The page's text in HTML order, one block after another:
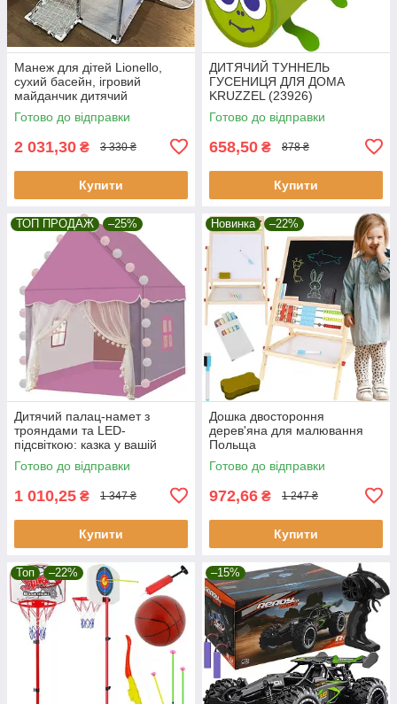
Манеж для дітей Lionello,
сухий басейн, ігровий
майданчик дитячий
майданчик
Готово до відправки
2 031,30 ₴ 3 330 ₴
Купити
ДИТЯЧИЙ ТУННЕЛЬ
ГУСЕНИЦЯ ДЛЯ ДОМА
KRUZZEL (23926)
Готово до відправки
658,50 ₴ 878 ₴
Купити
ТОП ПРОДАЖ –25%
Дитячий палац-намет з
трояндами та LED-
підсвіткою: казка у вашій
кімнаті! Kruzzel
Готово до відправки
1 010,25 ₴ 1 347 ₴
Купити
Новинка –22%
Дошка двостороння
дерев'яна для малювання
Польща
Готово до відправки
972,66 ₴ 1 247 ₴
Купити
Топ –22% –15%